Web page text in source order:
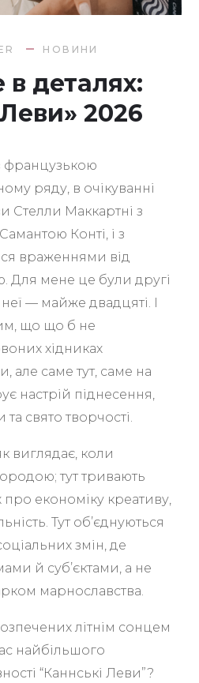
НОВИНИ
в деталях:
2026
французькою
ряду, в очікуванні
Стелли Маккартні з
Конті, і з
враженнями від
Для мене це були другі
— майже двадцяті. І
що що б не
хідниках
але саме тут, саме на
настрій піднесення,
свято творчості.
виглядає, коли
тут тривають
економіку креативу,
Тут об’єднуються
змін, де
й суб’єктами, а не
марнославства.
літнім сонцем
найбільшого
“Каннські Леви”?